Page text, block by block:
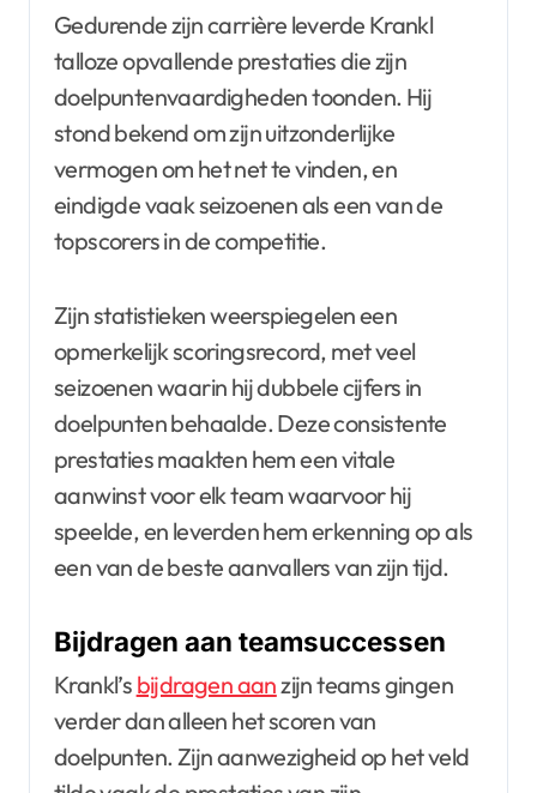
Gedurende zijn carrière leverde Krankl
talloze opvallende prestaties die zijn
doelpuntenvaardigheden toonden. Hij
stond bekend om zijn uitzonderlijke
vermogen om het net te vinden, en
eindigde vaak seizoenen als een van de
topscorers in de competitie.
Zijn statistieken weerspiegelen een
opmerkelijk scoringsrecord, met veel
seizoenen waarin hij dubbele cijfers in
doelpunten behaalde. Deze consistente
prestaties maakten hem een vitale
aanwinst voor elk team waarvoor hij
speelde, en leverden hem erkenning op als
een van de beste aanvallers van zijn tijd.
Bijdragen aan teamsuccessen
Krankl’s bijdragen aanzijn teams gingen
verder dan alleen het scoren van
doelpunten. Zijn aanwezigheid op het veld